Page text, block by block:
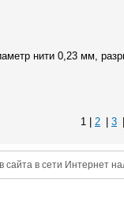
нити 0,23 мм,
1 | 2 3
в сети Интернет